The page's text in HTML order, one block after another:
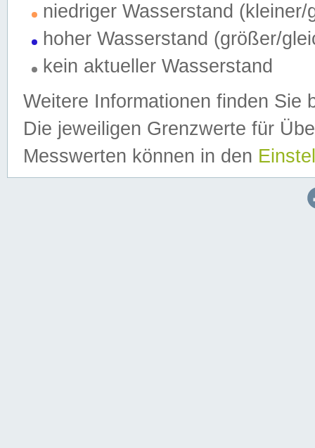
niedriger Wasserstand (kleiner/
hoher Wasserstand (größer/
kein aktueller Wasserstand
Weitere Informationen finden Sie
Die jeweiligen Grenzwerte für
Messwerten können in den